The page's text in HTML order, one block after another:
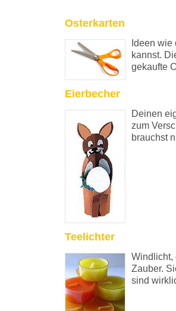
Osterkarten
Ideen
kannst.
gekaufte
Eierbecher
Deinen
zum
brauchst
Teelichter
Windlicht,
Zauber.
sind